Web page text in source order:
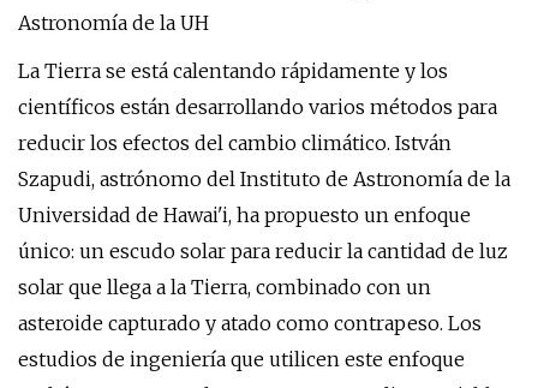
Astronomía de la UH
La Tierra se está calentando rápidamente y los
científicos están desarrollando varios métodos para
reducir los efectos del cambio climático. István
Szapudi, astrónomo del Instituto de Astronomía de la
Universidad de Hawai'i, ha propuesto un enfoque
único: un escudo solar para reducir la cantidad de luz
solar que llega a la Tierra, combinado con un
asteroide capturado y atado como contrapeso. Los
estudios de ingeniería que utilicen este enfoque